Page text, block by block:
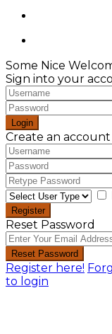
Some Nice
Sign into your
Login
Create an account
Register
Reset Password
Reset Password
Register here!
to login